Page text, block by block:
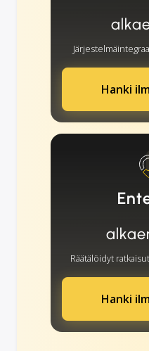
Hanki
Räätälöidyt
Hanki